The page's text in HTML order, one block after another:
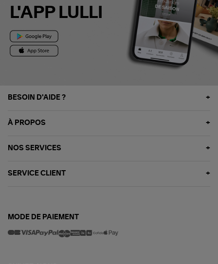
L'APP LULLI
BESOIN D'AIDE ?
À PROPOS
NOS SERVICES
SERVICE CLIENT
MODE DE PAIEMENT